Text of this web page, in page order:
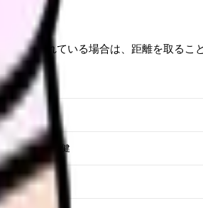
脅かされている場合は、距離を取るこ
る相手
人事、産業保健
人事、看護部